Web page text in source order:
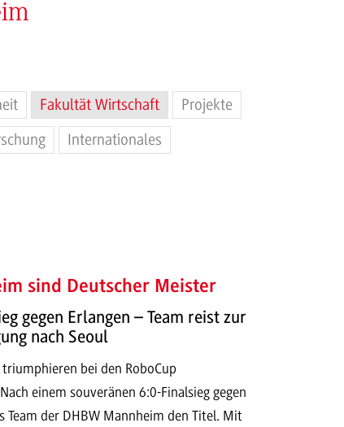
Fakultät Wirtschaft
Projekte
Internationales
sind Deutscher Meister
gegen Erlangen – Team reist zur
nach Seoul
triumphieren bei den RoboCup
einem souveränen 6:0-Finalsieg gegen
Team der DHBW Mannheim den Titel. Mit